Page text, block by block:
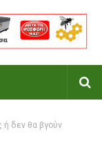
ή δεν θα βγούν